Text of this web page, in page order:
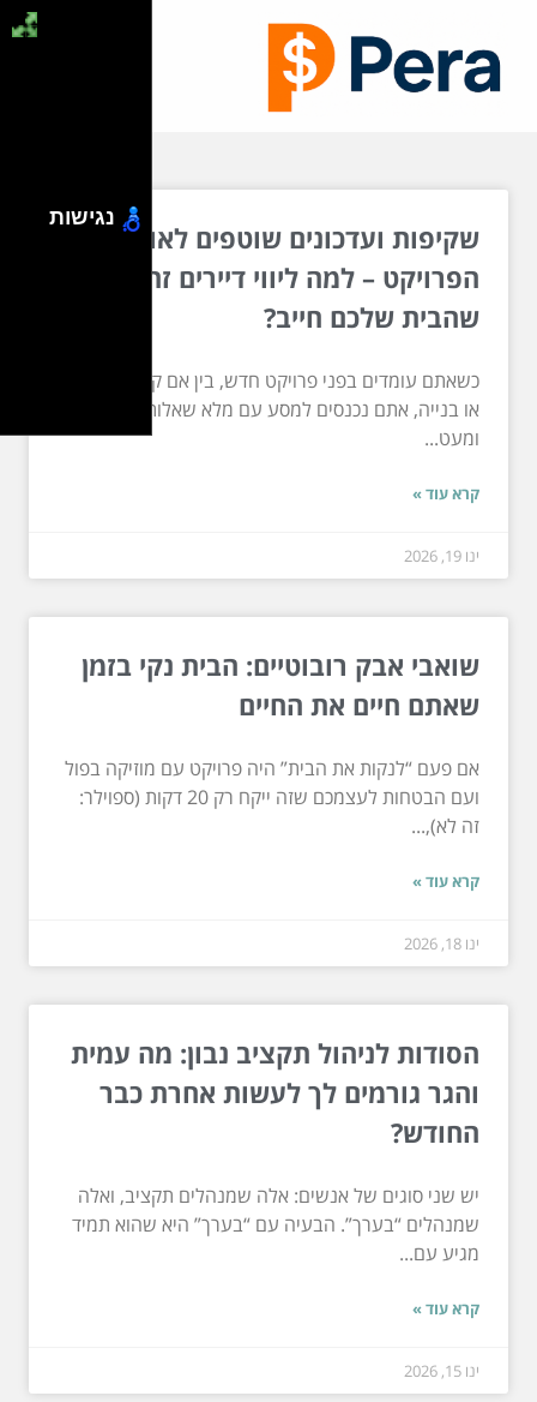
שקיפות ועדכונים שוטפים לאורך כל
הפרויקט – למה ליווי דיירים זה הדבר
שהבית שלכם חייב?
כשאתם עומדים בפני פרויקט חדש, בין אם קנייה, שיפוץ
או בנייה, אתם נכנסים למסע עם מלא שאלות, תהיות,
ומעט...
קרא עוד »
ינו 19, 2026
שואבי אבק רובוטיים: הבית נקי בזמן
שאתם חיים את החיים
אם פעם “לנקות את הבית” היה פרויקט עם מוזיקה בפול
ועם הבטחות לעצמכם שזה ייקח רק 20 דקות (ספוילר:
זה לא),...
קרא עוד »
ינו 18, 2026
הסודות לניהול תקציב נבון: מה עמית
והגר גורמים לך לעשות אחרת כבר
החודש?
יש שני סוגים של אנשים: אלה שמנהלים תקציב, ואלה
שמנהלים “בערך”. הבעיה עם “בערך” היא שהוא תמיד
מגיע עם...
קרא עוד »
ינו 15, 2026
נגישות